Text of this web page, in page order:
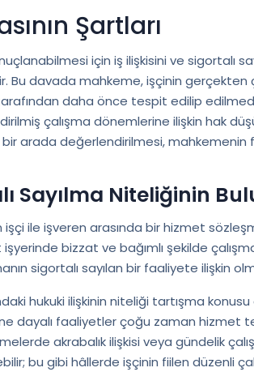
Şartları
için iş ilişkisini ve sigortalı
Bu davada mahkeme, işçinin gerçekten
daha önce tespit edilip
çalışma dönemlerine ilişkin hak
arada değerlendirilmesi, mahkemenin
Sayılma Niteliğinin
ile işveren arasında bir hizmet
bizzat ve bağımlı şekilde
sigortalı sayılan bir faaliyete ilişkin
hukuki ilişkinin niteliği tartışma
dayalı faaliyetler çoğu zaman hizmet
akrabalık ilişkisi veya gündelik
bu gibi hâllerde işçinin fiilen düzenli